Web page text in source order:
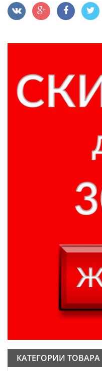
КАТЕГОРИИ ТОВАРА